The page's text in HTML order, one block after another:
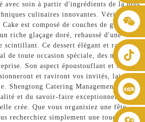
8619946512999
avec soin à partir d'ingrédients de la plus
culinaires innovantes. Véritable
est composé de couches de génoise
riche glaçage doré, rehaussé d'une
scintillant. Ce dessert élégant et raffiné
de toute occasion spéciale, des mariages
Son aspect époustouflant et son
et raviront vos invités, laissant
Shengtong Catering Management Co.,
et du savoir-faire exceptionnels de
crée. Que vous organisiez une fête
recherchiez simplement une touche de